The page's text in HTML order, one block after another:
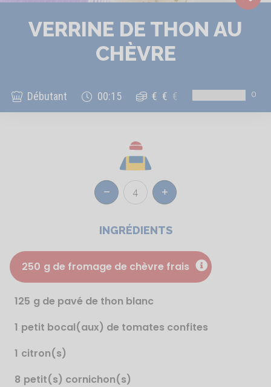
VERRINE DE THON AU
CHÈVRE
Débutant 00:15 € € € 0
Réduire 4 Augmenter
INGRÉDIENTS
250 g de fromage de chèvre frais
125 g de pavé de thon blanc
1 petit bocal(aux) de tomates confites
1 citron(s)
8 petit(s) cornichon(s)